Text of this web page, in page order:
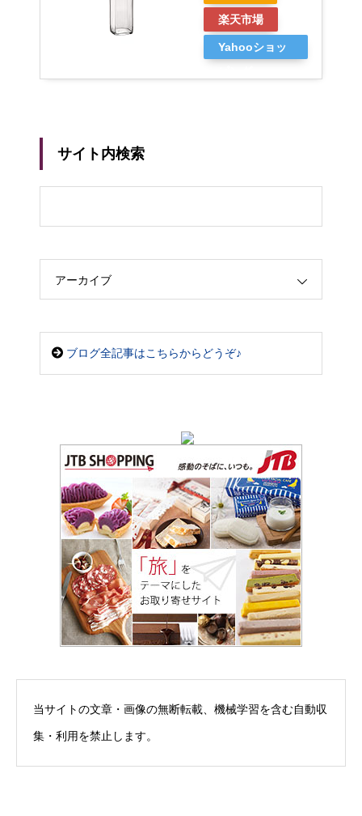
楽天市場
Yahooショッ
サイト内検索
アーカイブ
ブログ全記事はこちらからどうぞ♪
当サイトの文章・画像の無断転載、機械学習を含む自動収
集・利用を禁止します。